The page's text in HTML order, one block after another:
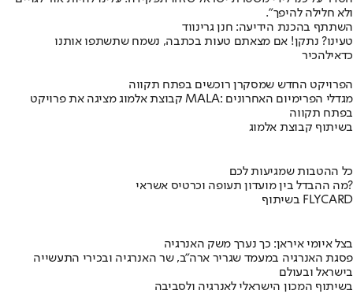
ולא חלילה להיפך".
השתתף בהכנת הידיעה: חנן גרינווד
טעינו? נתקן! אם מצאתם טעות בכתבה, נשמח שתשתפו אותנו
כדאילהכיר
הפרויקט החדש שמסקרן רוכשים בפתח תקווה
קבוצת אלמוג מציגה את פרויקט MALA: מגדלי הפרימיום האחרונים
בפתח תקווה
בשיתוף קבוצת אלמוג
כל ההטבות שמגיעות לכם
מה ההבדל בין מועדון תעופה וכרטיס אשראי?
בשיתוף FLYCARD
בצל איומי איראן: כך נערך משק האנרגיה
פסגת האנרגיה במעמד שגריר ארה"ב, שר האנרגיה ובכירי התעשייה
בישראל ובעולם
בשיתוף המכון הישראלי לאנרגיה ולסביבה